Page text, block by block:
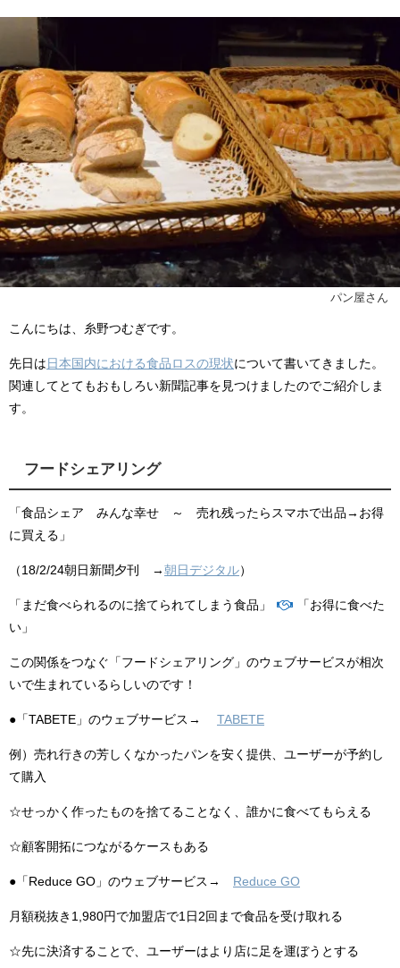
パン屋さん
こんにちは、糸野つむぎです。
先日は 日本国内における食品ロスの現状について書いてきました。
関連してとてもおもしろい新聞記事を見つけましたのでご紹介しま
す。
フードシェアリング
「食品シェア みんな幸せ ～ 売れ残ったらスマホで出品→お得
に買える」
（18/2/24朝日新聞夕刊 → 朝日デジタル）
「まだ食べられるのに捨てられてしまう食品」
「お得に食べた
い」
この関係をつなぐ「フードシェアリング」のウェブサービスが相次
いで生まれているらしいのです！
●「TABETE」のウェブサービス→ TABETE
例）売れ行きの芳しくなかったパンを安く提供、ユーザーが予約し
て購入
☆せっかく作ったものを捨てることなく、誰かに食べてもらえる
☆顧客開拓につながるケースもある
●「Reduce GO」のウェブサービス→ Reduce GO
月額税抜き1,980円で加盟店で1日2回まで食品を受け取れる
☆先に決済することで、ユーザーはより店に足を運ぼうとする